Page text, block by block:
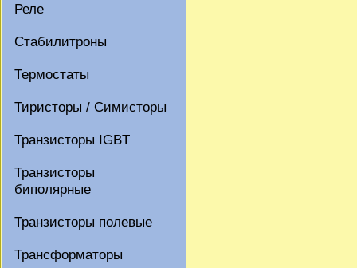
Реле
Стабилитроны
Термостаты
Тиристоры / Симисторы
Транзисторы IGBT
Транзисторы
биполярные
Транзисторы полевые
Трансформаторы